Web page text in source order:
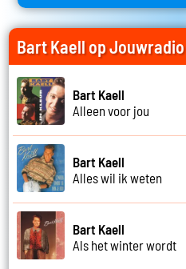
Bart Kaell op Jouwradio
Bart Kaell
Alleen voor jou
Bart Kaell
Alles wil ik weten
Bart Kaell
Als het winter wordt